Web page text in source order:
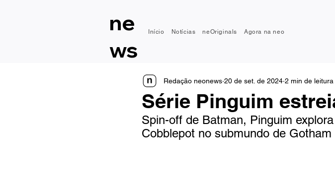
ne
ws
Início Notícias neOriginals Agora na neo
Série Pinguim
Redação neonews 20 de set. de 2024 2 min de leitura
Spin-off de Batman, Pinguim
Cobblepot no submundo de Gotham